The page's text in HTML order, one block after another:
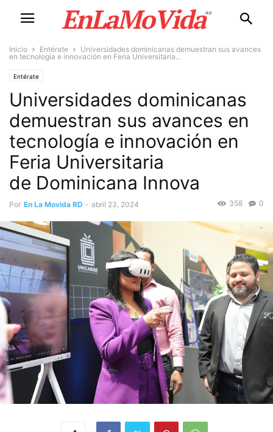
Inicio Entérate
Universidades dominicanas demuestran sus avances
en tecnología e innovación en Feria Universitaria...
Entérate
Universidades dominicanas
demuestran sus avances en
tecnología e innovación en
Feria Universitaria
de Dominicana Innova
Por En La Movida RD - abril 23, 2024 0
358